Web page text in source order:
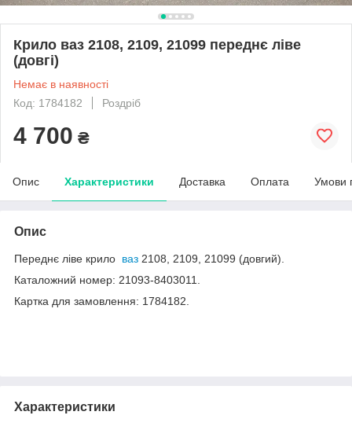
Крило ваз 2108, 2109, 21099 переднє ліве
(довгі)
Немає в наявності
Код: 1784182
Роздріб
4 700 ₴
Опис Характеристики Доставка Оплата Умови
Опис
Переднє ліве крило ваз 2108, 2109, 21099 (довгий).
Каталожний номер: 21093-8403011.
Картка для замовлення: 1784182.
Характеристики